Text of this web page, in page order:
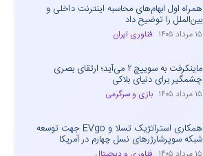
همراه اول ابهام‌های محاسبه اینترنت داخلی و
بین‌الملل را توضیح داد
۱۵ مرداد ۱۴۰۵ فناوری ایران
ماینکرفت به سوییچ ۲ می‌آید؛ ارتقای بصری
چشمگیر برای دنیای بلاکی
۱۵ مرداد ۱۴۰۵ بازی و سرگرمی
همکاری استراتژیک تسلا و EVgo جهت توسعه
شبکه سوپرشارژرهای نسل چهارم در آمریکا